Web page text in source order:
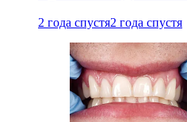
2 года спустя2 года спустя